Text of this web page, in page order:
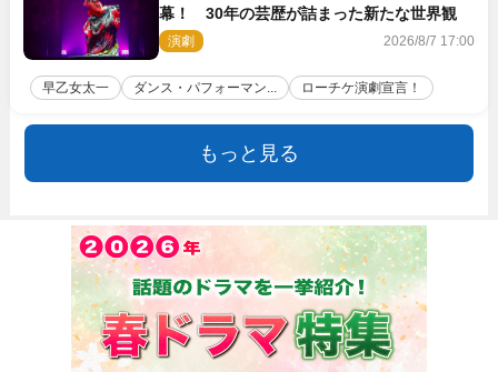
幕！ 30年の芸歴が詰まった新たな世界観
演劇 2026/8/7 17:00
早乙女太一 ダンス・パフォーマン... ローチケ演劇宣言！
もっと見る